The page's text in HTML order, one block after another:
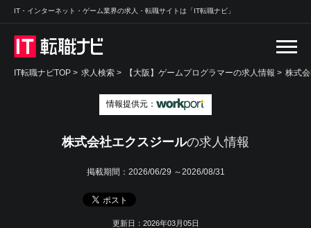
IT・インターネット・ゲーム業界の求人・転職サイトは「IT転職ナビ」
IT転職ナビTOP > 求人検索 > 【大阪】ゲームプログラマーの求人情報 > 株式
情報提供元：
株式会社エクスジールの求人情報
掲載期間： 2026/06/29 ～2026/08/31
更新日：2026年03月05日